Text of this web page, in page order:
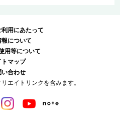
用にあたって
について
用等について
トマップ
い合わせ
エイトリンクを含みます。